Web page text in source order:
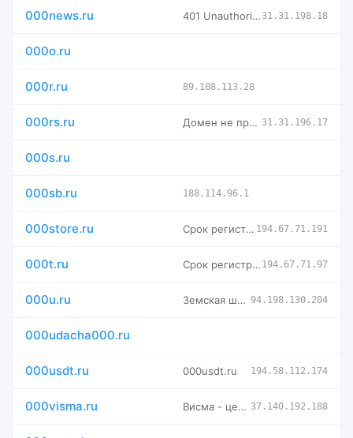
000news.ru 401 Unauthorized 31.31.198.18
000o.ru
000r.ru 89.108.113.28
000rs.ru Домен не привязан к хостингу 31.31.196.17
000s.ru
000sb.ru 188.114.96.1
000store.ru Срок регистрации домена 000store.ru истёк 194.67.71.191
000t.ru Срок регистрации домена 000t.ru истёк 194.67.71.97
000u.ru Земская школа ПЛОТИХИНО 94.198.130.204
000udacha000.ru
000usdt.ru 000usdt.ru 194.58.112.174
000visma.ru Висма - центр дополнительного профессионального образования 37.140.192.188